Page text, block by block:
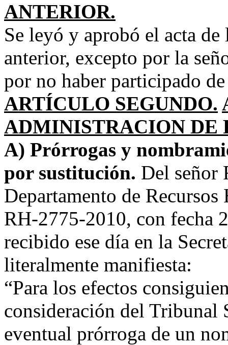
ANTERIOR.
Se leyó y aprobó el acta
anterior, excepto por la
por no haber participado
ARTÍCULO SEGUNDO.
ADMINISTRACION DE
A) Prórrogas y
por sustitución. Del señor
Departamento de
RH-2775-2010, con fecha
recibido ese día en la
literalmente manifiesta:
“Para los efectos
consideración del Tribunal
eventual prórroga de un